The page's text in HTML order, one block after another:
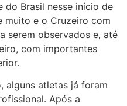
do Brasil nesse início de
muito e o Cruzeiro com
serem observados e, até
com importantes
alguns atletas já foram
Após a